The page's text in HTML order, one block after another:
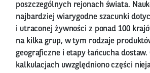
poszczególnych rejonach świata.
najbardziej wiarygodne szacunki
i utraconej żywności z ponad 100
na kilka grup, w tym rodzaje
geograficzne i etapy łańcucha
kalkulacjach uwzględniono części